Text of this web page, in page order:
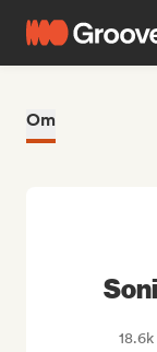
Om
18.6k